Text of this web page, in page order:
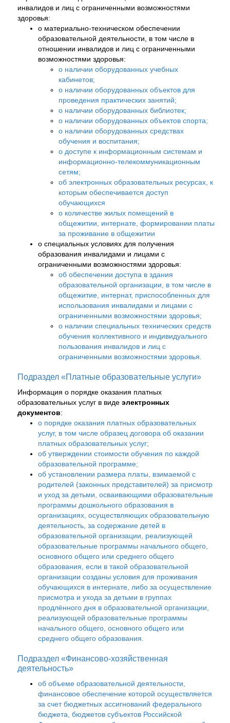
инвалидов и лиц с ограниченными возможностями
здоровья:
о материально-техническом обеспечении
образовательной деятельности, в том числе в
отношении инвалидов и лиц с ограниченными
возможностями здоровья:
о наличии оборудованных учебных
кабинетов;
о наличии оборудованных объектов для
проведения практических занятий;
о наличии оборудованных библиотек;
о наличии оборудованных объектов спорта;
о наличии оборудованных средствах
обучения и воспитания;
о доступе к информационным системам и
информационно-телекоммуникационным
сетям;
об электронных образовательных ресурсах, к
которым обеспечивается доступ
обучающихся
о количестве жилых помещений в
общежитии, интернате, формировании платы
за проживание в общежитии
о специальных условиях для получения
образования инвалидами и лицами с
ограниченными возможностями здоровья:
об обеспечении доступа в здания
образовательной организации, в том числе в
общежитие, интернат, приспособленных для
использования инвалидами и лицами с
ограниченными возможностями здоровья;
о наличии специальных технических средств
обучения коллективного и индивидуального
пользования инвалидов и лиц с
ограниченными возможностями здоровья.
Подраздел «Платные образовательные услуги»
Информация о порядке оказания платных
образовательных услуг в виде электронных
документов:
о порядке оказания платных образовательных
услуг, в том числе образец договора об оказании
платных образовательных услуг;
об утверждении стоимости обучения по каждой
образовательной программе;
об установлении размера платы, взимаемой с
родителей (законных представителей) за присмотр
и уход за детьми, осваивающими образовательные
программы дошкольного образования в
организациях, осуществляющих образовательную
деятельность, за содержание детей в
образовательной организации, реализующей
образовательные программы начального общего,
основного общего или среднего общего
образования, если в такой образовательной
организации созданы условия для проживания
обучающихся в интернате, либо за осуществление
присмотра и ухода за детьми в группах
продлённого дня в образовательной организации,
реализующей образовательные программы
начального общего, основного общего или
среднего общего образования.
Подраздел «Финансово-хозяйственная
деятельность»
об объеме образовательной деятельности,
финансовое обеспечение которой осуществляется
за счет бюджетных ассигнований федерального
бюджета, бюджетов субъектов Российской